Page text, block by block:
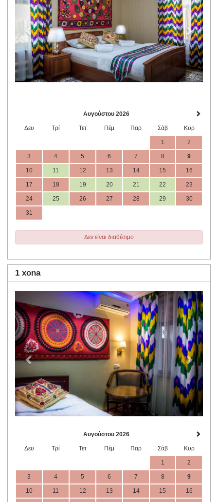
Αυγούστου 2026
Δευ Τρί Τετ Πέμ Παρ Σάβ Κυρ
1 2
3 4 5 6 7 8 9
10 11 12 13 14 15 16
17 18 19 20 21 22 23
24 25 26 27 28 29 30
31
Δεν είναι διαθέσιμο
1 xona
Previous Next
Αυγούστου 2026
Δευ Τρί Τετ Πέμ Παρ Σάβ Κυρ
1 2
3 4 5 6 7 8 9
10 11 12 13 14 15 16